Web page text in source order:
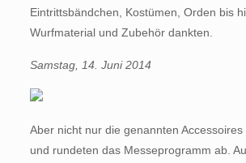
Eintrittsbändchen, Kostümen, Orden bis
Wurfmaterial und Zubehör dankten.
Samstag, 14. Juni 2014
Aber nicht nur die genannten
und rundeten das Messeprogramm ab.